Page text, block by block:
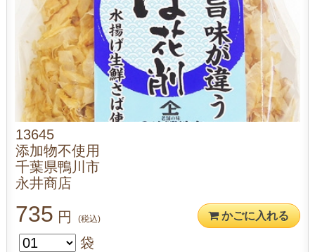
13645
添加物不使用
千葉県鴨川市
永井商店
735 円 (税込) かごに入れる
袋